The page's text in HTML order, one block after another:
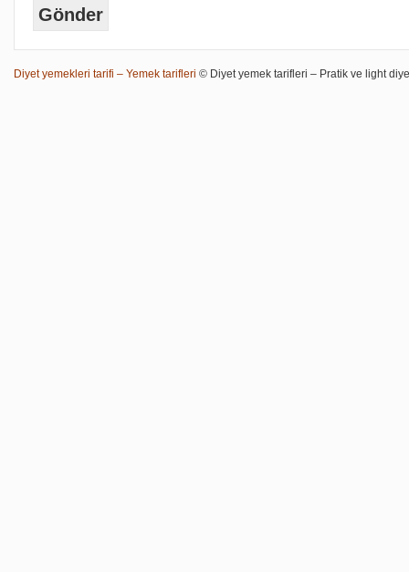
Diyet yemekleri tarifi – Yemek tarifleri © Diyet yemek tarifleri – Pratik ve light